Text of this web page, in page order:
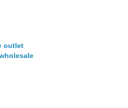
outlet